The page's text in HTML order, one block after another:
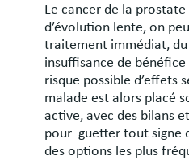
Le cancer de la
d’évolution lente, on
traitement immédiat, du
insuffisance de
risque possible d’effets
malade est alors placé
active, avec des bilans
pour guetter tout signe
des options les plus